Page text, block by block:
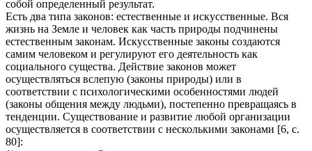
собой определенный результат.
Есть два типа законов: естественные и искусственные. Вся
жизнь на Земле и человек как часть природы подчинены
естественным законам. Искусственные законы создаются
самим человеком и регулируют его деятельность как
социального существа. Действие законов может
осуществляться вслепую (законы природы) или в
соответствии с психологическими особенностями людей
(законы общения между людьми), постепенно превращаясь в
тенденции. Существование и развитие любой организации
осуществляется в соответствии с несколькими законами [6, с.
80]: